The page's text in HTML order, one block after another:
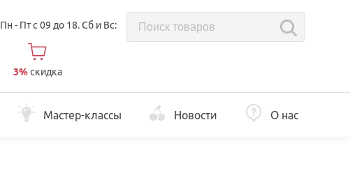
Пн - Пт с 09 до 18. Сб и Вс:
3%скидка
Мастер-классы Новости О нас